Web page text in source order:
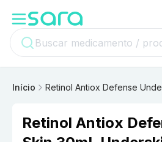
Início Retinol Antiox Defense
Retinol Antiox